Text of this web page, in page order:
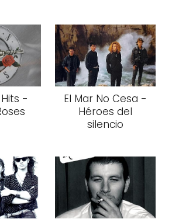
-
El Mar No Cesa -
Héroes del
silencio